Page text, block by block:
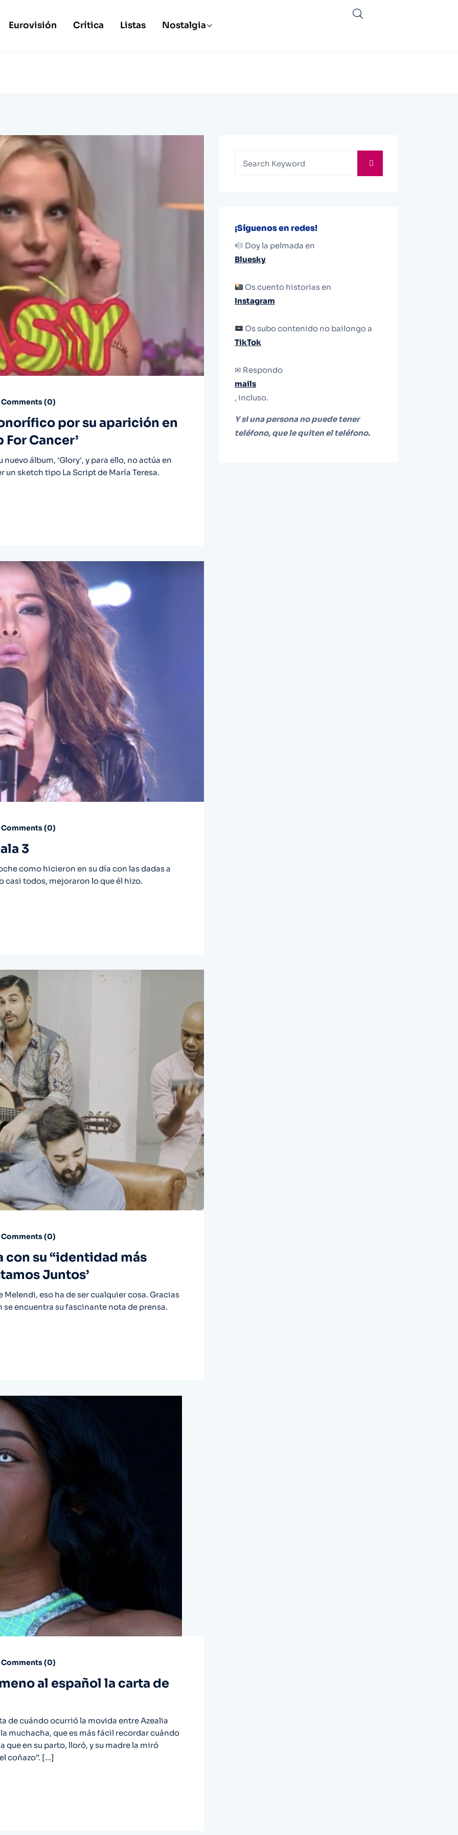
Eurovisión Crítica Listas Nostalgia
Comments (0)
por su aparición en
For Cancer’
álbum, 'Glory', y para ello, no actúa en
un sketch tipo La Script de María Teresa.
Comments (0)
3
como hicieron en su día con las dadas a
casi todos, mejoraron lo que él hizo.
Comments (0)
con su “identidad más
Juntos’
eso ha de ser cualquier cosa. Gracias
encuentra su fascinante nota de prensa.
Comments (0)
al español la carta de
de cuándo ocurrió la movida entre Azealia
muchacha, que es más fácil recordar cuándo
que en su parto, lloró, y su madre la miró
coñazo”. […]
¡Síguenos en redes!
Doy la pelmada en
Bluesky
Os cuento historias en
Instagram
Os subo contenido no bailongo a
TikTok
✉ Respondo
mails
, incluso.
Y si una persona no puede tener
teléfono, que le quiten el teléfono.